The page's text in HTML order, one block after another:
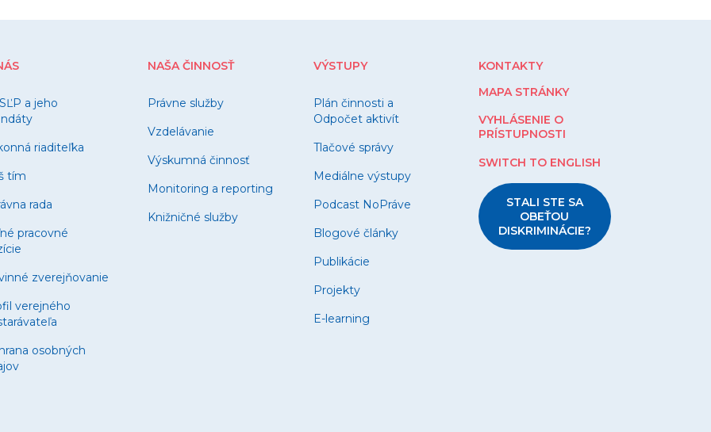
a jeho
riaditeľka
tím
rada
pracovné
zverejňovanie
verejného
osobných
NAŠA ČINNOSŤ
Právne služby
Vzdelávanie
Výskumná činnosť
Monitoring a reporting
Knižničné služby
VÝSTUPY
Plán činnosti a
Odpočet aktivít
Tlačové správy
Mediálne výstupy
Podcast NoPráve
Blogové články
Publikácie
Projekty
E-learning
KONTAKTY
MAPA STRÁNKY
VYHLÁSENIE O
PRÍSTUPNOSTI
SWITCH TO ENGLISH
STALI STE SA
OBEŤOU
DISKRIMINÁCIE?